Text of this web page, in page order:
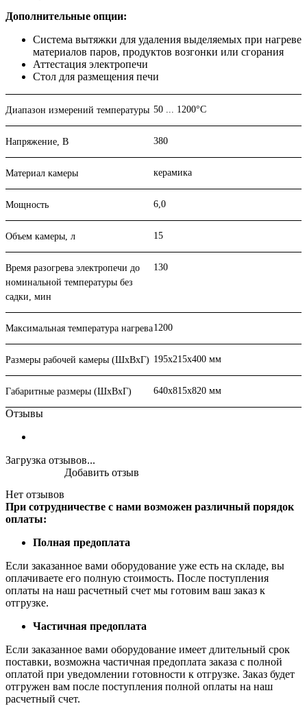
Дополнительные опции:
Система вытяжки для удаления выделяемых при нагреве
материалов паров, продуктов возгонки или сгорания
Аттестация электропечи
Стол для размещения печи
Диапазон измерений температуры 50 ... 1200°С
Напряжение, В 380
Материал камеры керамика
Мощность 6,0
Объем камеры, л 15
Время разогрева электропечи до
номинальной температуры без
садки, мин
130
Максимальная температура нагрева1200
Размеры рабочей камеры (ШхВхГ) 195х215х400 мм
Габаритные размеры (ШхВхГ) 640х815х820 мм
Отзывы
Загрузка отзывов...
Нет отзывов
Добавить отзыв
При сотрудничестве с нами возможен различный порядок
оплаты:
Полная предоплата
Если заказанное вами оборудование уже есть на складе, вы
оплачиваете его полную стоимость. После поступления
оплаты на наш расчетный счет мы готовим ваш заказ к
отгрузке.
Частичная предоплата
Если заказанное вами оборудование имеет длительный срок
поставки, возможна частичная предоплата заказа с полной
оплатой при уведомлении готовности к отгрузке. Заказ будет
отгружен вам после поступления полной оплаты на наш
расчетный счет.